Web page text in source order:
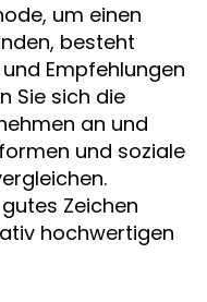
um einen
besteht
Empfehlungen
Sie sich die
an und
und soziale
Zeichen
hochwertigen